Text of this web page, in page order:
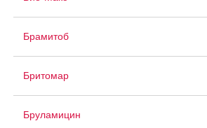
Брамитоб
Бритомар
Бруламицин